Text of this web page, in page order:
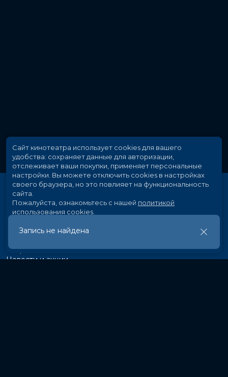
Запись не найдена
Скоро в кино
Новости и акции
Сайт кинотеатра использует cookies для вашего
удобства: сохраняет данные для авторизации,
отслеживает ваши покупки, применяет персональные
настройки. Вы можете отключить cookies в настройках
своего браузера, но это повлияет на функциональность
сайта.
Пожалуйста, ознакомьтесь с нашей политикой
использования cookies